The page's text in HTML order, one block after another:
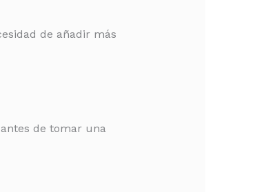
de añadir más
de tomar una